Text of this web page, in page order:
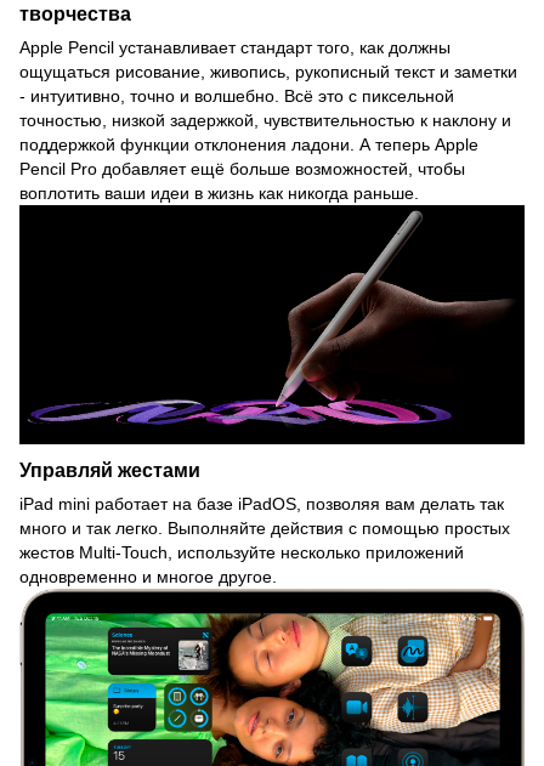
творчества
Apple Pencil устанавливает стандарт того, как должны
ощущаться рисование, живопись, рукописный текст и заметки
- интуитивно, точно и волшебно. Всё это с пиксельной
точностью, низкой задержкой, чувствительностью к наклону и
поддержкой функции отклонения ладони. А теперь Apple
Pencil Pro добавляет ещё больше возможностей, чтобы
воплотить ваши идеи в жизнь как никогда раньше.
Управляй жестами
iPad mini работает на базе iPadOS, позволяя вам делать так
много и так легко. Выполняйте действия с помощью простых
жестов Multi-Touch, используйте несколько приложений
одновременно и многое другое.